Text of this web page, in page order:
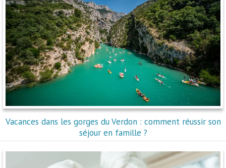
Vacances dans les gorges du Verdon : comment réussir son
séjour en famille ?